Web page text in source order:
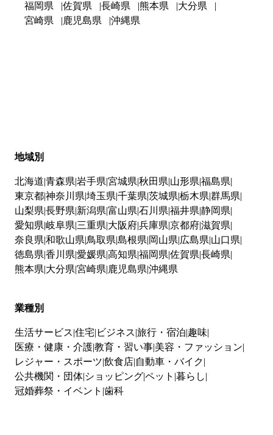
福岡県 佐賀県 長崎県 熊本県
大分県
宮崎県
鹿児島県 沖縄県
地域別
北海道 青森県 岩手県 宮城県 秋田県 山形県 福島県
東京都神奈川県 埼玉県 千葉県 茨城県 栃木県 群馬県
山梨県 長野県 新潟県 富山県 石川県 福井県 静岡県
愛知県 岐阜県 三重県 大阪府兵庫県 京都府滋賀県
奈良県 和歌山県 鳥取県 島根県 岡山県 広島県 山口県
徳島県 香川県 愛媛県 高知県 福岡県 佐賀県 長崎県
熊本県 大分県 宮崎県 鹿児島県 沖縄県
業種別
生活サービス 住宅 ビジネス 旅行・宿泊 趣味
医療・健康・介護教育・習い事 美容・ファッション
レジャー・スポーツ 飲食店 自動車・バイク
公共機関・団体 ショッピングペット 暮らし
冠婚葬祭・イベント 歯科